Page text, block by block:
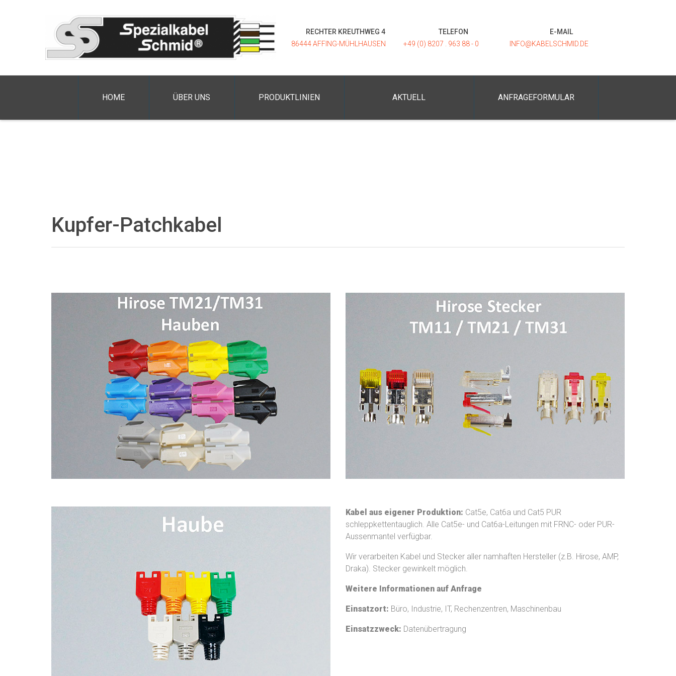
RECHTER KREUTHWEG 4
86444 AFFING-MÜHLHAUSEN
TELEFON
+49 (0) 8207 . 963 88 - 0
E-MAIL
INFO@KABELSCHMID.DE
HOME ÜBER UNS PRODUKTLINIEN AKTUELL ANFRAGEFORMULAR
Kupfer-Patchkabel
Kabel aus eigener Produktion: Cat5e, Cat6a und Cat5 PUR
schleppkettentauglich. Alle Cat5e- und Cat6a-Leitungen mit FRNC- oder PUR-
Aussenmantel verfügbar.
Wir verarbeiten Kabel und Stecker aller namhaften Hersteller (z.B. Hirose, AMP,
Draka). Stecker gewinkelt möglich.
Weitere Informationen auf Anfrage
Einsatzort: Büro, Industrie, IT, Rechenzentren, Maschinenbau
Einsatzzweck: Datenübertragung